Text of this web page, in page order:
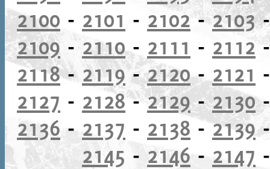
2100 - 2101 - 2102-2103
2109 - 2110- 2111 - 2112
2118- 2119-2120- 2121
2127 - 2128-2129-2130
2136 - 2137 - 2138 -2139
2145 - 2146 - 2147